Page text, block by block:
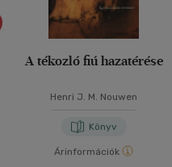
A tékozló fiú hazatérése
Henri J. M. Nouwen
Könyv
Árinformációk